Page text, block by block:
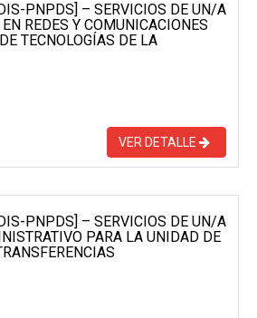
PNPDS] – SERVICIOS DE UN/A
REDES Y COMUNICACIONES
TECNOLOGÍAS DE LA
VER DETALLE
PNPDS] – SERVICIOS DE UN/A
PARA LA UNIDAD DE